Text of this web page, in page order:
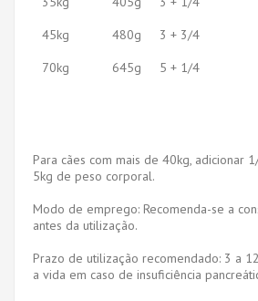
45kg
480g 3 + 3/4
70kg
645g 5 + 1/4
Para cães com mais de 40kg, adicionar
5kg de peso corporal.
Modo de emprego: Recomenda-se a
antes da utilização.
Prazo de utilização recomendado: 3 a
a vida em caso de insuficiência